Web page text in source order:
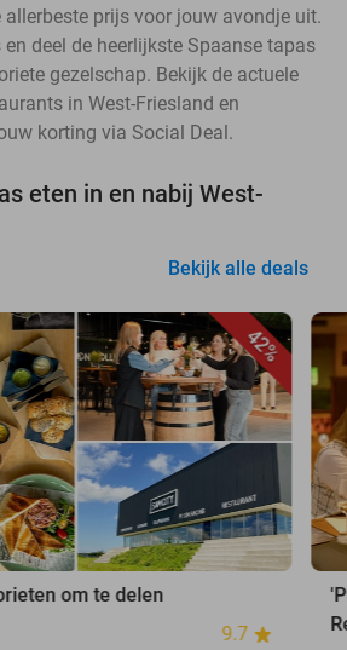
allerbeste prijs voor jouw avondje uit.
deel de heerlijkste Spaanse tapas
gezelschap. Bekijk de actuele
in West-Friesland en
korting via Social Deal.
eten in en nabij West-
Bekijk alle deals
42%
om te delen
9.7